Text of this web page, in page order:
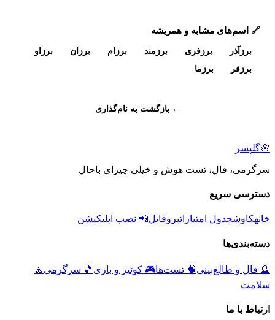
🔗 اسم‌های مشابه و همریشه
برزآذر برزفری برزمند برزام برزان
برزاو
برزفر
برزما
← بازگشت به نام‌گذاری
🌸گلپسر
سرگرمی، فال، تست هوش و خیلی چیزای باحال
دسترسی سریع
خانهکاوشجدول امتیازاتپروفایل📲 نصب اپلیکیشن
دسته‌بندی‌ها
🔮 فال و طالع‌بینی🧠 تست‌ها🎮 کوئیز و بازی 🎵 سرگرمی 🧘
سلامت
ارتباط با ما